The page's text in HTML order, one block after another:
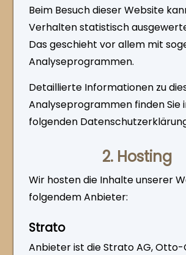
Beim Besuch dieser Website
Verhalten statistisch
Das geschieht vor allem mit
Analyseprogrammen.
Detaillierte Informationen zu
Analyseprogrammen finden Sie
folgenden
2. Hosting
Wir hosten die Inhalte unserer
folgendem Anbieter:
Strato
Anbieter ist die Strato AG,